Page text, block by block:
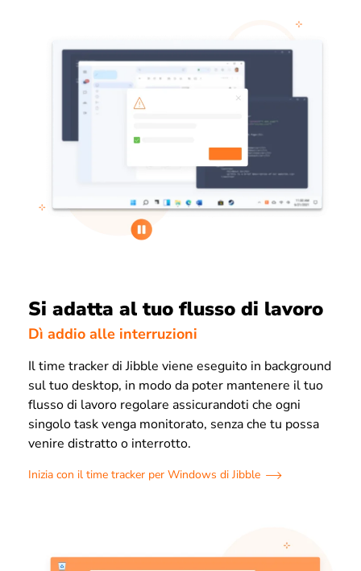
Si adatta al tuo flusso di lavoro
Dì addio alle interruzioni
Il time tracker di Jibble viene eseguito in background
sul tuo desktop, in modo da poter mantenere il tuo
flusso di lavoro regolare assicurandoti che ogni
singolo task venga monitorato, senza che tu possa
venire distratto o interrotto.
Inizia con il time tracker per Windows di Jibble